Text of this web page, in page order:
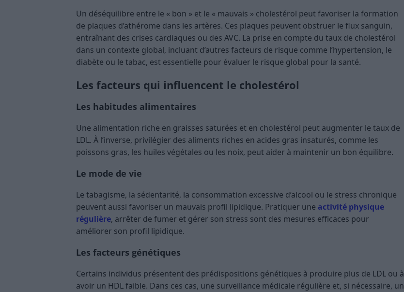
Un déséquilibre entre le « bon » et le « mauvais » cholestérol peut favoriser la formation
de plaques d’athérome dans les artères. Ces plaques peuvent obstruer le flux sanguin,
entraînant des crises cardiaques ou des AVC. La prise en compte du taux de cholestérol
dans un contexte global, incluant d’autres facteurs de risque comme l’hypertension, le
diabète ou le tabac, est essentielle pour évaluer le risque global pour la santé.
Les facteurs qui influencent le cholestérol
Les habitudes alimentaires
Une alimentation riche en graisses saturées et en cholestérol peut augmenter le taux de
LDL. À l’inverse, privilégier des aliments riches en acides gras insaturés, comme les
poissons gras, les huiles végétales ou les noix, peut aider à maintenir un bon équilibre.
Le mode de vie
Le tabagisme, la sédentarité, la consommation excessive d’alcool ou le stress chronique
peuvent aussi favoriser un mauvais profil lipidique. Pratiquer une activité physique
régulière, arrêter de fumer et gérer son stress sont des mesures efficaces pour
améliorer son profil lipidique.
Les facteurs génétiques
Certains individus présentent des prédispositions génétiques à produire plus de LDL ou à
avoir un HDL faible. Dans ces cas, une surveillance médicale régulière et, si nécessaire, un